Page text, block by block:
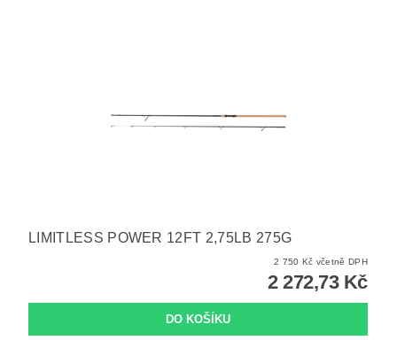
LIMITLESS POWER 12FT 2,75LB 275G
2 750 Kč včetně DPH
2 272,73 Kč